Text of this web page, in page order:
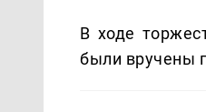
В ходе
были вручены